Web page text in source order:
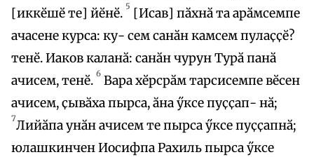
[иккӗшӗ те] йӗнӗ. 5 [Исав] пӑхнӑ та арӑмсемпе
ачасене курса: ку- сем санӑн камсем пулаҫҫӗ?
тенӗ. Иаков каланӑ: санӑн чурун Турӑ панӑ
ачисем, тенӗ. 6 Вара хӗрсрӑм тарсисемпе вӗсен
ачисем, ҫывӑха пырса, ӑна ӳксе пуҫҫап- нӑ;
7Лийӑпа унӑн ачисем те пырса ӳксе пуҫҫапнӑ;
юлашкинчен Иосифпа Рахиль пырса ӳксе